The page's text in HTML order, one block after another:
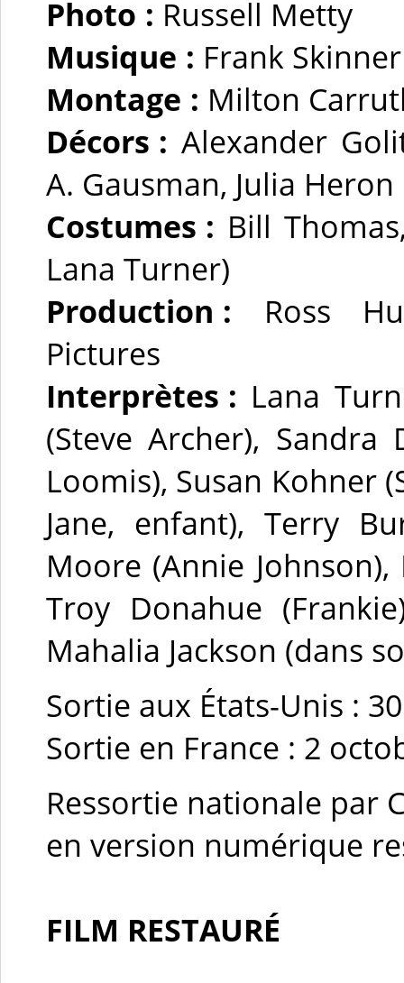
Photo : Russell Metty
Musique : Frank Skinner
Montage : Milton
Décors : Alexander
A. Gausman, Julia Heron
Costumes : Bill
Lana Turner)
Production : Ross
Pictures
Interprètes : Lana
(Steve Archer), Sandra
Loomis), Susan Kohner
Jane, enfant), Terry
Moore (Annie
Troy Donahue
Mahalia Jackson (dans
Sortie aux États-Unis :
Sortie en France : 2
Ressortie nationale par
en version numérique
FILM RESTAURÉ